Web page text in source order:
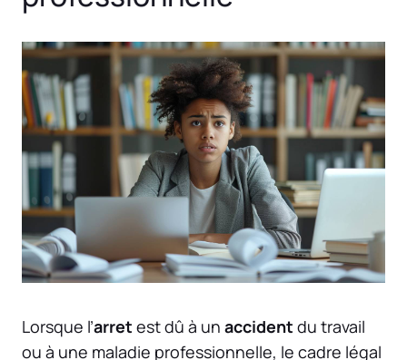
Lorsque l’arret est dû à un accident du travail
ou à une maladie professionnelle, le cadre légal